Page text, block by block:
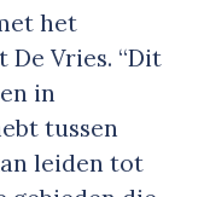
het
De Vries. “Dit
in
tussen
leiden tot